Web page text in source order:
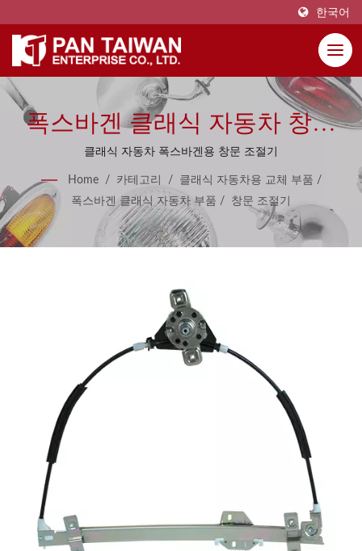
한국어
폭스바겐 클래식 자동차 창문
조절기용
클래식 자동차 폭스바겐용 창문 조절기
Home / 카테고리 / 클래식 자동차용 교체 부품 /
폭스바겐 클래식 자동차 부품 / 창문 조절기